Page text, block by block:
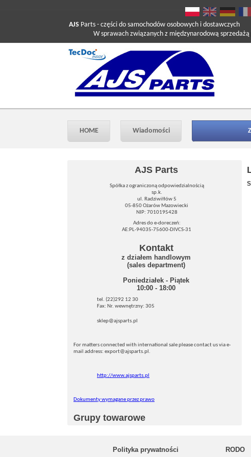
AJS Parts - części do samochodów osobowych i dostawczych
W sprawach związanych z międzynarodową sprzedażą
HOME Wiadomości
AJS Parts
Spółka z ograniczoną odpowiedzialnością
sp.k.
ul. Radziwiłłów 5
05-850 Ożarów Mazowiecki
NIP: 7010195428
Adres do e-doreczeń:
AE:PL-94035-75600-DIVCS-31
Kontakt
z działem handlowym
(sales department)
Poniedziałek - Piątek
10:00 - 18:00
tel. (22)292 12 30
Fax: Nr. wewnętrzny: 305
sklep@ajsparts.pl
For matters connected with international sale please contact us via e-
mail address: export@ajsparts.pl.
http://www.ajsparts.pl
Dokumenty wymagane przez prawo
Grupy towarowe
Polityka prywatności RODO